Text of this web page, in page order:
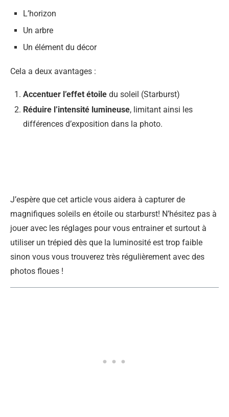
L’horizon
Un arbre
Un élément du décor
Cela a deux avantages :
Accentuer l’effet étoile du soleil (Starburst)
Réduire l’intensité lumineuse, limitant ainsi les
différences d’exposition dans la photo.
J’espère que cet article vous aidera à capturer de
magnifiques soleils en étoile ou starburst! N’hésitez pas à
jouer avec les réglages pour vous entrainer et surtout à
utiliser un trépied dès que la luminosité est trop faible
sinon vous vous trouverez très régulièrement avec des
photos floues !